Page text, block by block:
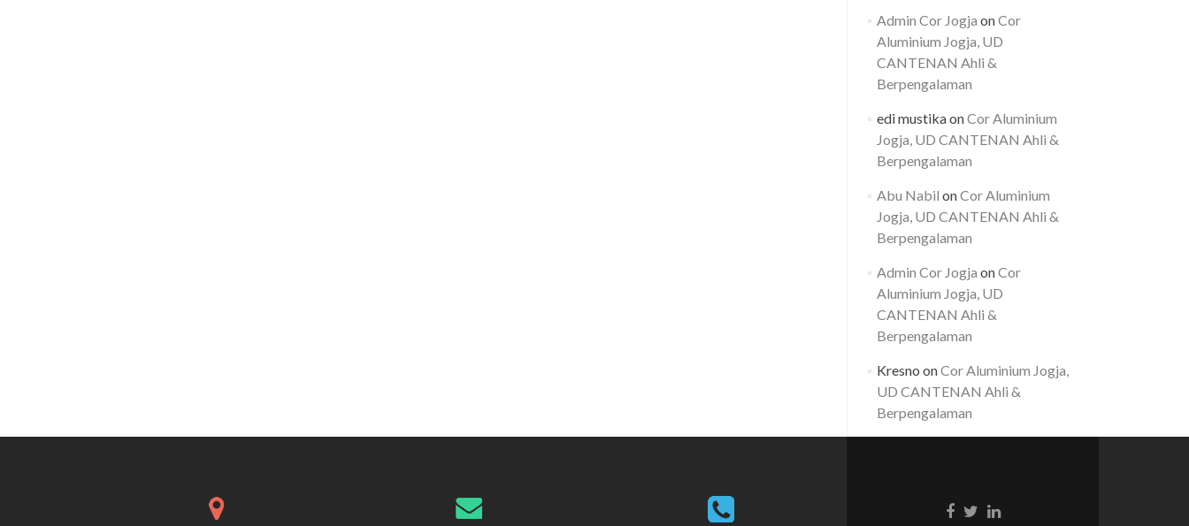
Admin Cor Jogja onCor
Aluminium Jogja, UD
CANTENAN Ahli &
Berpengalaman
edi mustikaonCor Aluminium
Jogja, UD CANTENAN Ahli &
Berpengalaman
Abu Nabil onCor Aluminium
Jogja, UD CANTENAN Ahli &
Berpengalaman
Admin Cor Jogja onCor
Aluminium Jogja, UD
CANTENAN Ahli &
Berpengalaman
Kresno onCor Aluminium Jogja,
UD CANTENAN Ahli &
Berpengalaman
Facebook
TwitterLinkedin